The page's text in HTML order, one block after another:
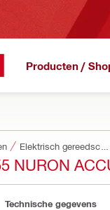
Producten /
NURON
Technische gegevens